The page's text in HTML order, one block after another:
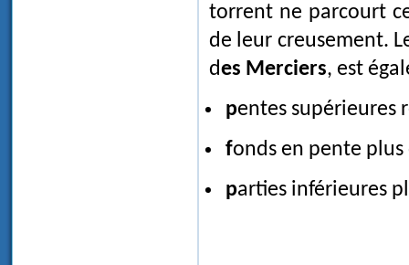
torrent ne parcourt
de leur creusement.
des Merciers, est
pentes
fonds en pente
parties inférieures